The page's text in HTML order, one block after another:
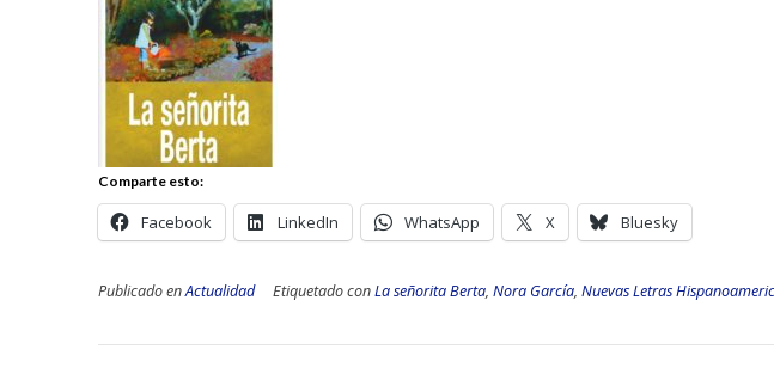
Comparte esto:
Facebook LinkedIn WhatsApp X Bluesky
Publicado enActualidad Etiquetado conLa señorita Berta, Nora García, Nuevas Letras